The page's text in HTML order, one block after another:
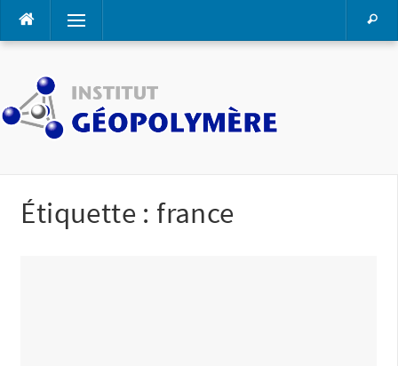
Aller
Menu
Étiquette : france